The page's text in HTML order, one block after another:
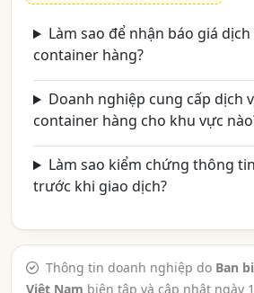
Làm sao để nhận báo giá
container hàng?
Doanh nghiệp cung cấp dịch
container hàng cho khu vực
Làm sao kiểm chứng thông
trước khi giao dịch?
Thông tin doanh nghiệp do Ban
Việt Nam biên tập và cập nhật ngày